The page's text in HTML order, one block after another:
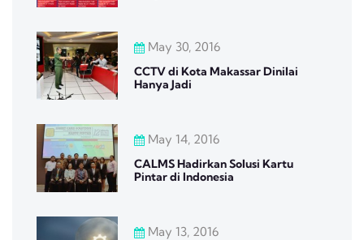
May 30, 2016
CCTV di Kota Makassar Dinilai
Hanya Jadi
May 14, 2016
CALMS Hadirkan Solusi Kartu
Pintar di Indonesia
May 13, 2016